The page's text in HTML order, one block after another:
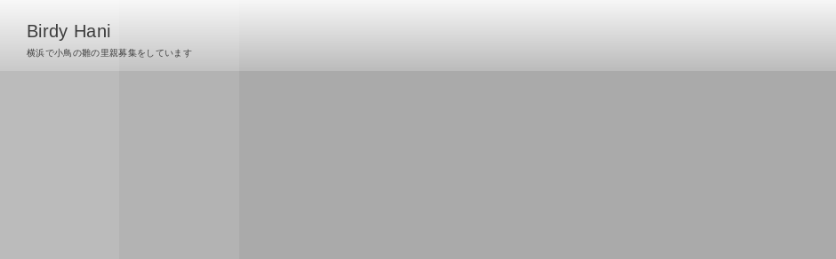
Birdy Hani
横浜で小鳥の雛の里親募集をしています